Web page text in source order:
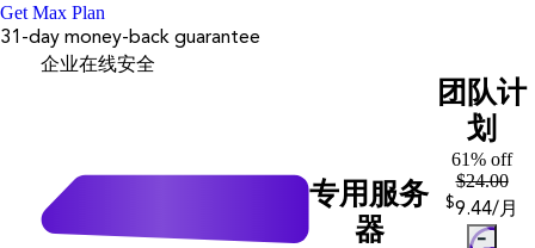
Get Max Plan
31-day money-back guarantee
企业在线安全
专用服务
器
团队计
划
61% off
$24.00
$9.44/月